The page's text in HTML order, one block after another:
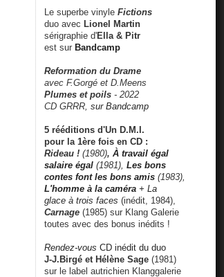
Le superbe vinyle Fictions
duo avec Lionel Martin
sérigraphie d'Ella & Pitr
est sur Bandcamp
Reformation du Drame
avec F.Gorgé et D.Meens
Plumes et poils - 2022
CD GRRR, sur Bandcamp
5 rééditions d'Un D.M.I.
pour la 1ère fois en CD :
Rideau ! (1980), À travail égal
salaire égal (1981), Les bons
contes font les bons amis (1983),
L'homme à la caméra + La
glace à trois faces (inédit, 1984),
Carnage (1985) sur Klang Galerie
toutes avec des bonus inédits !
Rendez-vous CD inédit du duo
J-J.Birgé et Hélène Sage (1981)
sur le label autrichien Klanggalerie